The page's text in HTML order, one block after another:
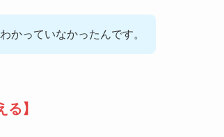
かっていなかったんです。
】